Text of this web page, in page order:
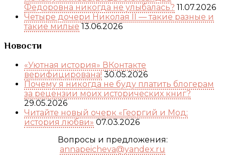
Федоровна никогда не улыбалась? 11.07.2026
Четыре дочери Николая II — такие разные и
такие милые 13.06.2026
Новости
«Уютная история» ВКонтакте
верифицирована! 30.05.2026
Почему я никогда не буду платить блогерам
за рецензии моих исторических книг?
29.05.2026
Читайте новый очерк «Георгий и Мод:
история любви» 07.03.2026
Вопросы и предложения:
annapeicheva@yandex.ru